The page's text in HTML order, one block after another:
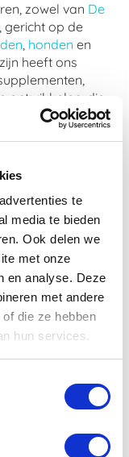
te
media te bieden
Ook delen we
met onze
en analyse. Deze
met andere
die ze hebben
hun services.
zowel van De
, gericht op de
, honden en
heeft ons
ontwikkelen, die
behoeften van
de
bij De
hierop zijn
is
kwaliteit en
en
het beste
die we
in gebruik.
de gezondheid
hondenen
verbetering in